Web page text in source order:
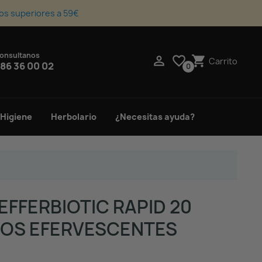
superiores a 59€
36 00 02  favorite_border0shopping_cart Carrito
Herbolario ¿Necesitas ayuda?
RAPID 20
EFERVESCENTES